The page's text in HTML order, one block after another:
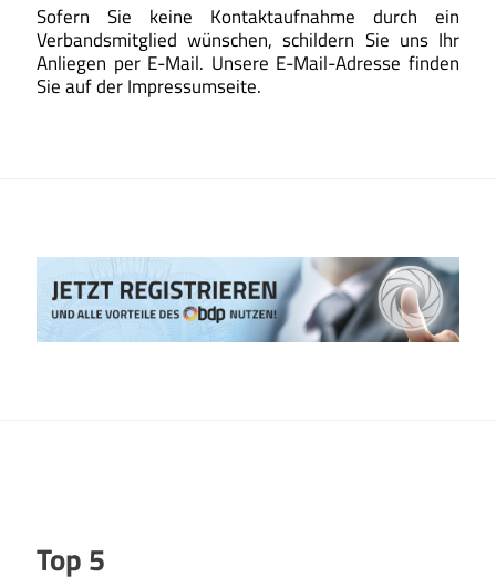
Sofern Sie keine Kontaktaufnahme durch ein
Verbandsmitglied wünschen, schildern Sie uns Ihr
Anliegen per E-Mail. Unsere E-Mail-Adresse finden
Sie auf der Impressumseite.
Top 5